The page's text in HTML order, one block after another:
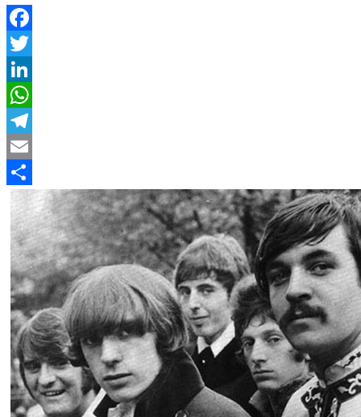
Facebook
Twitter
LinkedIn
WhatsApp
Telegram
Email
Compartir